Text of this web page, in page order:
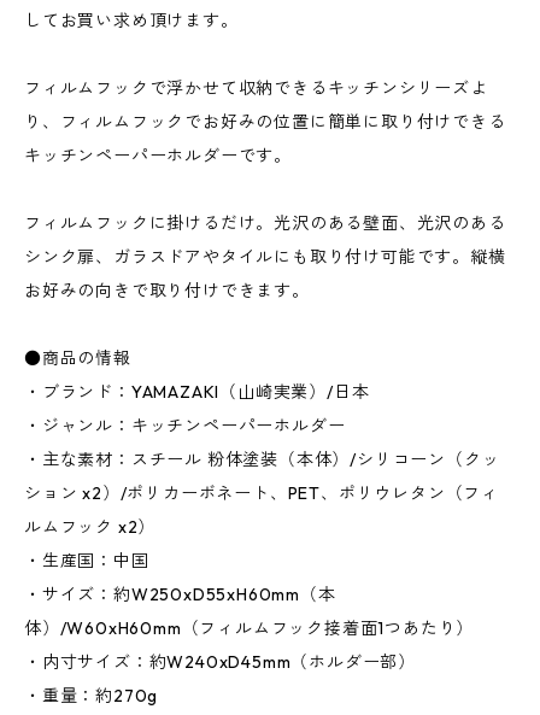
してお買い求め頂けます。
フィルムフックで浮かせて収納できるキッチンシリーズよ
り、フィルムフックでお好みの位置に簡単に取り付けできる
キッチンペーパーホルダーです。
フィルムフックに掛けるだけ。光沢のある壁面、光沢のある
シンク扉、ガラスドアやタイルにも取り付け可能です。縦横
お好みの向きで取り付けできます。
●商品の情報
・ブランド：YAMAZAKI（山崎実業）/日本
・ジャンル：キッチンペーパーホルダー
・主な素材：スチール 粉体塗装（本体）/シリコーン（クッ
ション x2）/ポリカーボネート、PET、ポリウレタン（フィ
ルムフック x2）
・生産国：中国
・サイズ：約W250xD55xH60mm（本
体）/W60xH60mm（フィルムフック接着面1つあたり）
・内寸サイズ：約W240xD45mm（ホルダー部）
・重量：約270g